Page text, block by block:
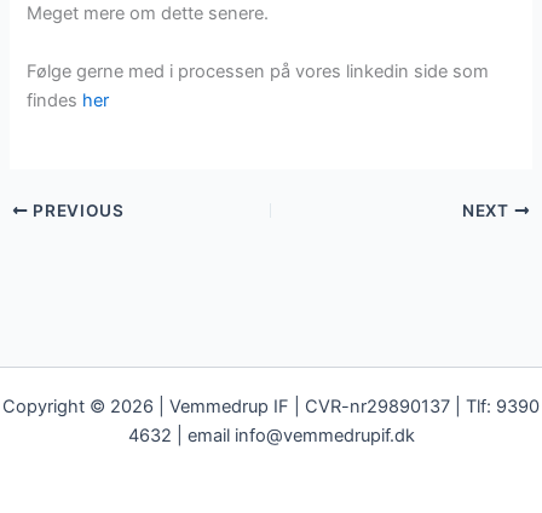
Meget mere om dette senere.
Følge gerne med i processen på vores linkedin side som
findes her
PREVIOUS NEXT
Copyright © 2026 | Vemmedrup IF | CVR-nr29890137 | Tlf: 9390
4632 | email info@vemmedrupif.dk